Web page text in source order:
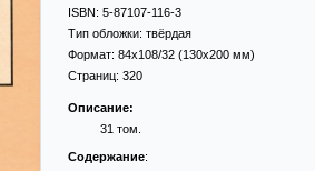
ISBN: 5-87107-116-3
Тип обложки: твёрдая
Формат: 84x108/32 (130x200 мм)
Страниц: 320
Описание:
31 том.
Содержание: